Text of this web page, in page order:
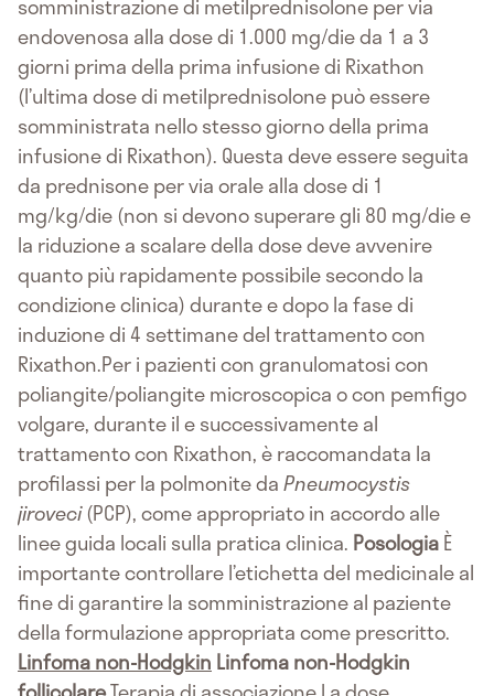
endovenosa alla dose di 1.000 mg/die da 1 a 3
giorni prima della prima infusione di Rixathon
(l’ultima dose di metilprednisolone può essere
somministrata nello stesso giorno della prima
infusione di Rixathon). Questa deve essere seguita
da prednisone per via orale alla dose di 1
mg/kg/die (non si devono superare gli 80 mg/die e
la riduzione a scalare della dose deve avvenire
quanto più rapidamente possibile secondo la
condizione clinica) durante e dopo la fase di
induzione di 4 settimane del trattamento con
Rixathon.Per i pazienti con granulomatosi con
poliangite/poliangite microscopica o con pemfigo
volgare, durante il e successivamente al
trattamento con Rixathon, è raccomandata la
profilassi per la polmonite daPneumocystis
jiroveci(PCP), come appropriato in accordo alle
linee guida locali sulla pratica clinica. PosologiaÈ
importante controllare l’etichetta del medicinale al
fine di garantire la somministrazione al paziente
della formulazione appropriata come prescritto.
Linfoma non-Hodgkin Linfoma non-Hodgkin